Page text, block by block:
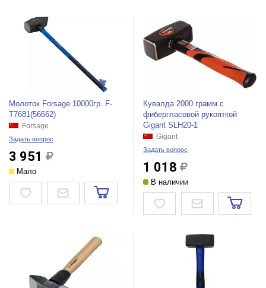
Молоток Forsage 10000гр. F-
T7681(56662)
Forsage
Задать вопрос
3 951
Мало
Кувалда 2000 грамм с
фибергласовой рукояткой
Gigant SLH20-1
Gigant
Задать вопрос
1 018
В наличии